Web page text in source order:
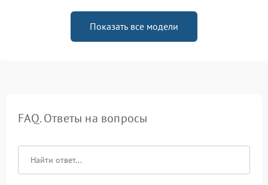
Показать все модели
FAQ. Ответы на вопросы